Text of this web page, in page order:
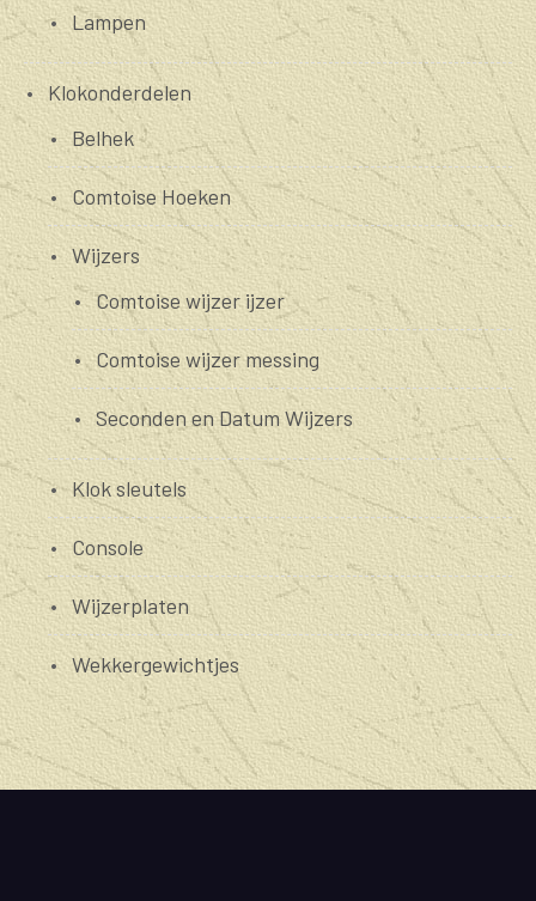
Lampen
Klokonderdelen
Belhek
Comtoise Hoeken
Wijzers
Comtoise wijzer ijzer
Comtoise wijzer messing
Seconden en Datum Wijzers
Klok sleutels
Console
Wijzerplaten
Wekkergewichtjes